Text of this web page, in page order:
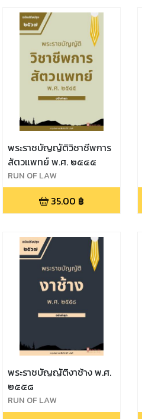
พระราชบัญญัติวิชาชีพการ
สัตวแพทย์ พ.ศ. ๒๕๔๕
RUN OF LAW
35.00 ฿
พระราชบัญญัติงาช้าง พ.ศ.
๒๕๕๘
RUN OF LAW